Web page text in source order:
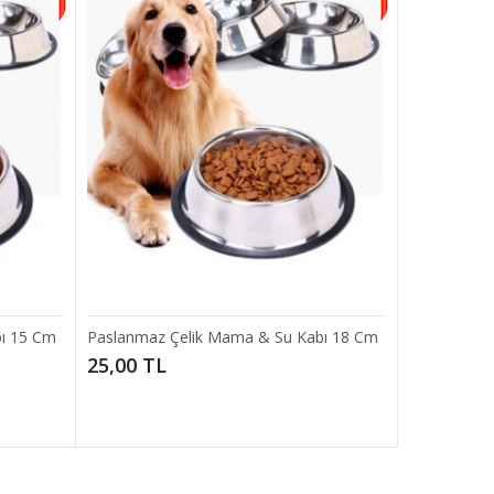
Add to compare
Add to wishlist
15 Cm Paslanmaz Çelik Mama & Su Kabı 18 Cm
25,00 TL